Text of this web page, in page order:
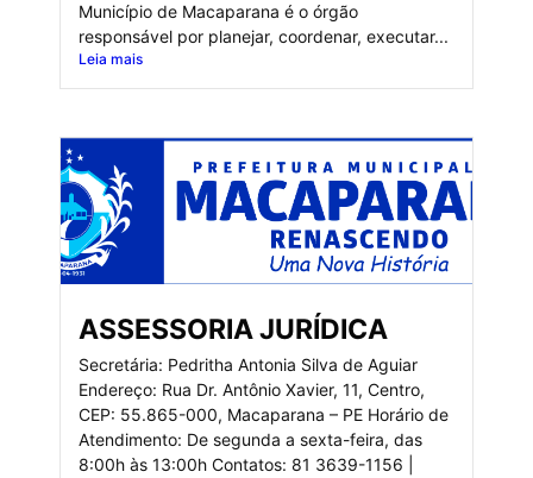
Município de Macaparana é o órgão
responsável por planejar, coordenar, executar...
Leia mais
ASSESSORIA JURÍDICA
Secretária: Pedritha Antonia Silva de Aguiar
Endereço: Rua Dr. Antônio Xavier, 11, Centro,
CEP: 55.865-000, Macaparana – PE Horário de
Atendimento: De segunda a sexta-feira, das
8:00h às 13:00h Contatos: 81 3639-1156 |